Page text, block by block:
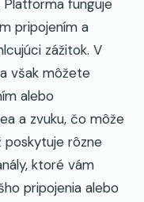
funguje
pripojením a
zážitok. V
však môžete
alebo
a zvuku, čo môže
poskytuje rôzne
ktoré vám
pripojenia alebo